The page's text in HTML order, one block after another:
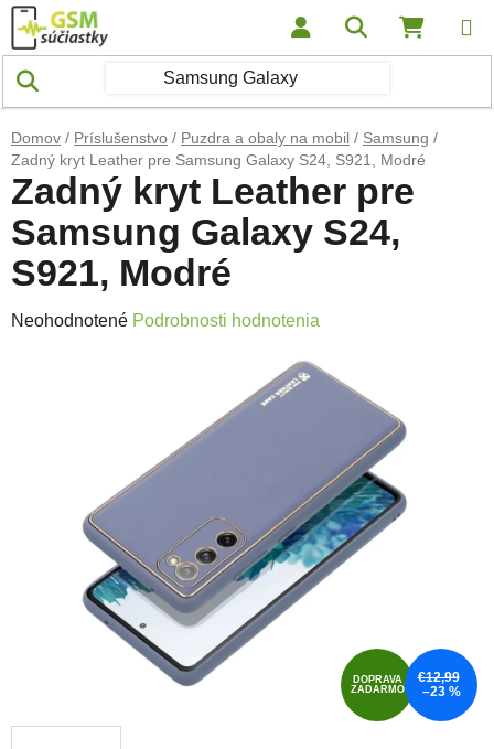
Prejsť na obsah Hľadať
Domov / Príslušenstvo / Puzdra a obaly na mobil / Samsung /
Zadný kryt Leather pre Samsung Galaxy S24, S921, Modré
Zadný kryt Leather pre
Samsung Galaxy S24,
S921, Modré
Priemerné hodnotenie produktu je 0,0 z 5 hviezdičiek.
Neohodnotené Podrobnosti hodnotenia
DOPRAVA
ZADARMO
€12,99
–23 %